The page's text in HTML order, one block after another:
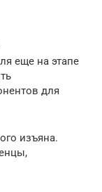
еще на этапе
для
изъяна.